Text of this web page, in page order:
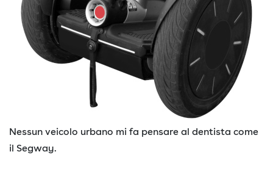
Nessun veicolo urbano mi fa pensare al dentista come
il Segway.